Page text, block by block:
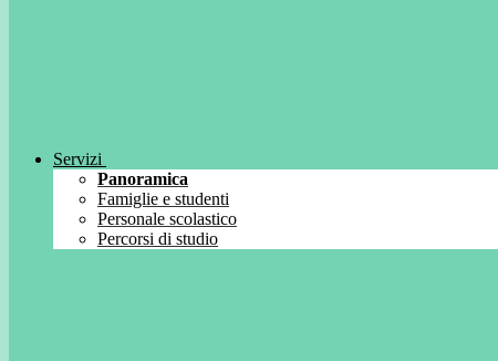
Servizi
Panoramica
Famiglie e studenti
Personale scolastico
Percorsi di studio